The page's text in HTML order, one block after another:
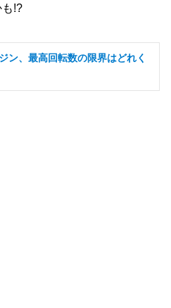
!?
ン、最高回転数の限界はどれく